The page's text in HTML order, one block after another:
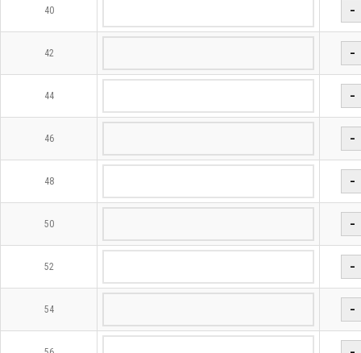
40 −
42 −
44 −
46 −
48 −
50 −
52 −
54 −